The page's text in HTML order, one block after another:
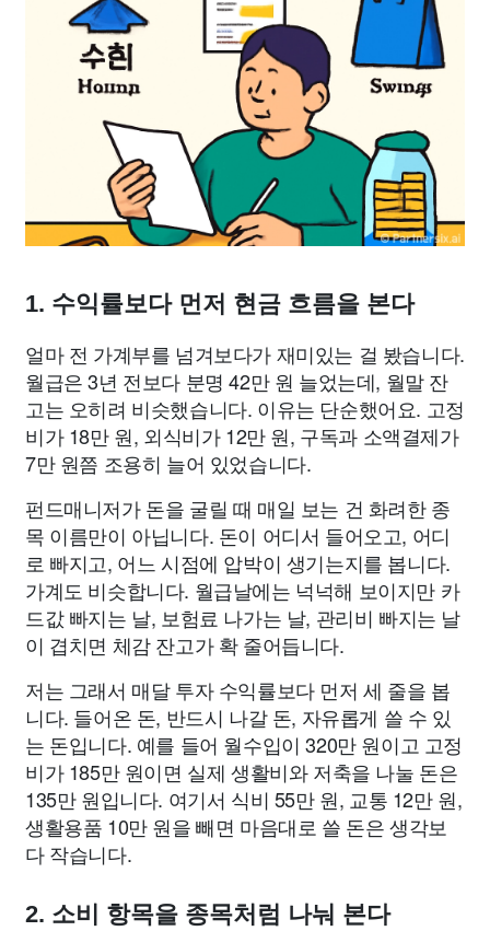
1. 수익률보다 먼저 현금 흐름을 본다
얼마 전 가계부를 넘겨보다가 재미있는 걸 봤습니다.
월급은 3년 전보다 분명 42만 원 늘었는데, 월말 잔
고는 오히려 비슷했습니다. 이유는 단순했어요. 고정
비가 18만 원, 외식비가 12만 원, 구독과 소액결제가
7만 원쯤 조용히 늘어 있었습니다.
펀드매니저가 돈을 굴릴 때 매일 보는 건 화려한 종
목 이름만이 아닙니다. 돈이 어디서 들어오고, 어디
로 빠지고, 어느 시점에 압박이 생기는지를 봅니다.
가계도 비슷합니다. 월급날에는 넉넉해 보이지만 카
드값 빠지는 날, 보험료 나가는 날, 관리비 빠지는 날
이 겹치면 체감 잔고가 확 줄어듭니다.
저는 그래서 매달 투자 수익률보다 먼저 세 줄을 봅
니다. 들어온 돈, 반드시 나갈 돈, 자유롭게 쓸 수 있
는 돈입니다. 예를 들어 월수입이 320만 원이고 고정
비가 185만 원이면 실제 생활비와 저축을 나눌 돈은
135만 원입니다. 여기서 식비 55만 원, 교통 12만 원,
생활용품 10만 원을 빼면 마음대로 쓸 돈은 생각보
다 작습니다.
2. 소비 항목을 종목처럼 나눠 본다